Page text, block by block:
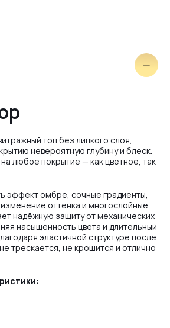
топ без липкого слоя,
невероятную глубину и блеск.
любое покрытие — как цветное, так
эффект омбре, сочные градиенты,
оттенка и многослойные
надёжную защиту от механических
насыщенность цвета и длительный
эластичной структуре после
трескается, не крошится и отлично